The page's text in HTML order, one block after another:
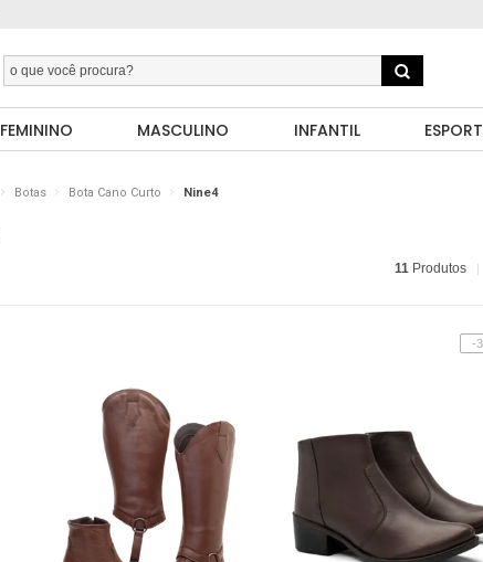
FEMININO MASCULINO INFANTIL
Botas Bota Cano Curto Nine4
11 Produtos
-